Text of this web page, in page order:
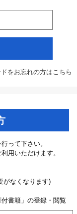
をお忘れの方はこちら
って下さい。
用いただけます。
がなくなります)
書籍」の登録・閲覧